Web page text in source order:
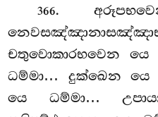
366.
චතුවොකාරභවෙන
ධම්මා… දුක්ඛෙන
යෙ ධම්මා…